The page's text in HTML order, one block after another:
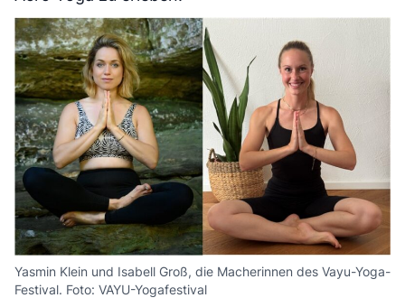
Yasmin Klein und Isabell Groß, die Macherinnen des Vayu-Yoga-
Festival. Foto: VAYU-Yogafestival